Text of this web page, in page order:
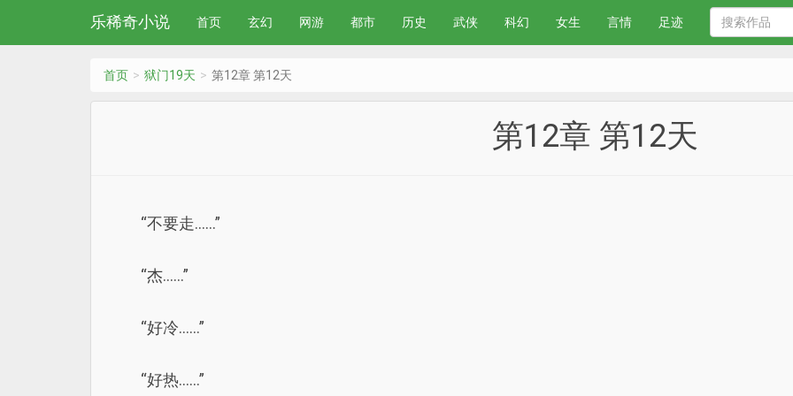
乐稀奇小说 首页 玄幻 网游 都市 历史 武侠 科幻 女生 言情 足迹
首页 狱门19天 第12章 第12天
第12章 第12天
“不要走……”
“杰……”
“好冷……”
“好热……”